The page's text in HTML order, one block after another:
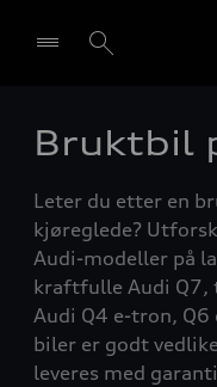
Velg
Bruktbil
Leter du etter en
kjøreglede?
Audi-modeller på
kraftfulle Audi
Audi Q4 e-tron,
biler er godt
leveres med